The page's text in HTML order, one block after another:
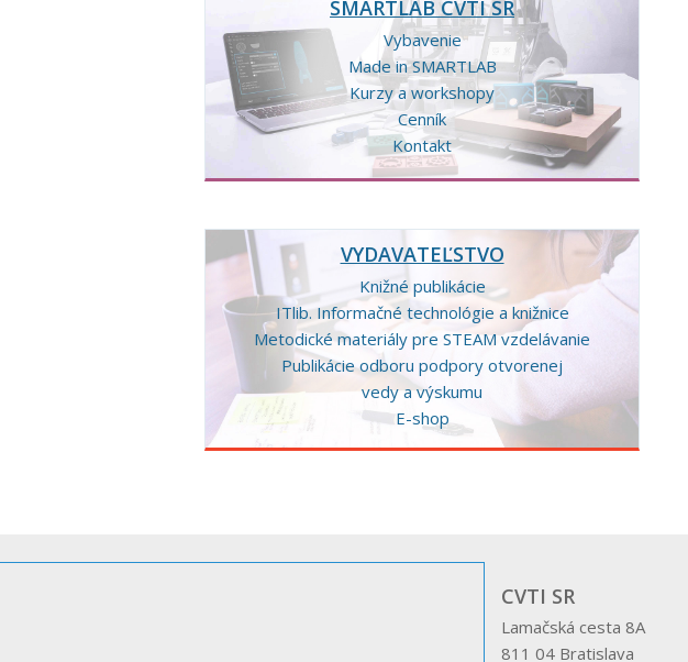
SMARTLAB CVTI SR
Vybavenie
Made in SMARTLAB
Kurzy a workshopy
Cenník
Kontakt
VYDAVATEĽSTVO
Knižné publikácie
ITlib. Informačné technológie a knižnice
Metodické materiály pre STEAM vzdelávanie
Publikácie odboru podpory otvorenej
vedy a výskumu
E-shop
CVTI SR
Lamačská cesta 8A
811 04 Bratislava